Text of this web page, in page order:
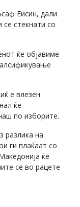
Еисин, дали
стекнати со
ќе објавиме
е влезен
ќе
по изборите.
разлика на
ги плаќаат со
ќе
се во рацете